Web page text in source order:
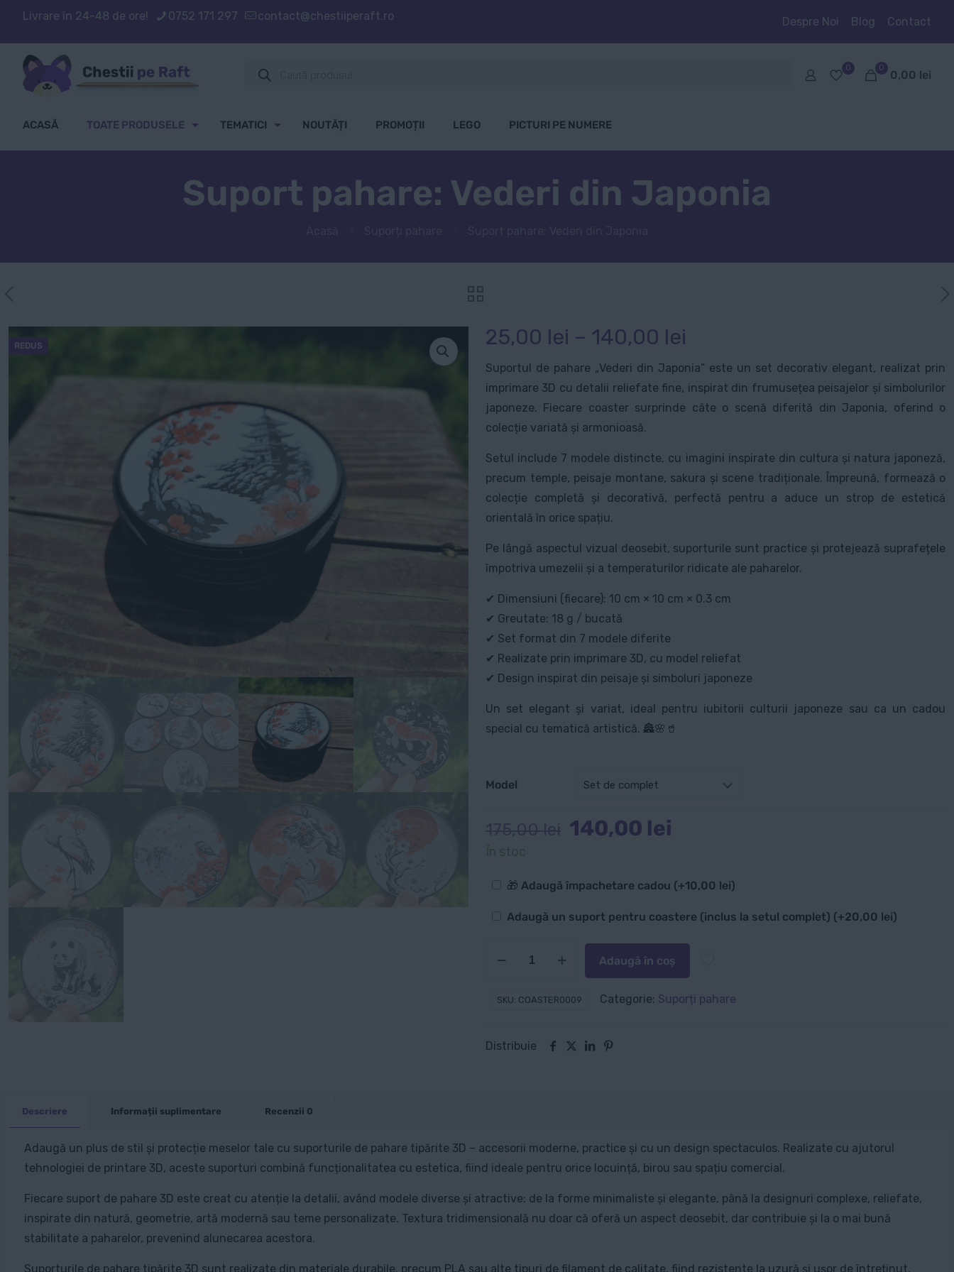
Livrare în 24-48 de ore! 0752 171 297 contact@chestiiperaft.ro Despre Noi Blog Contact
search
0 0
0,00 lei
ACASĂ TOATE PRODUSELE TEMATICI NOUTĂȚI PROMOȚII LEGO PICTURI PE NUMERE
Suport pahare: Vederi din Japonia
REDUS 25,00 lei – 140,00 lei
de
prețuri:
25,00 lei
140,00 lei
Suportul de pahare „Vederi din Japonia” este un set decorativ elegant, realizat prin
imprimare 3D cu detalii reliefate fine, inspirat din frumusețea peisajelor și simbolurilor
japoneze. Fiecare coaster surprinde câte o scenă diferită din Japonia, oferind o
colecție variată și armonioasă.
Setul include 7 modele distincte, cu imagini inspirate din cultura și natura japoneză,
precum temple, peisaje montane, sakura și scene tradiționale. Împreună, formează o
colecție completă și decorativă, perfectă pentru a aduce un strop de estetică
orientală în orice spațiu.
Pe lângă aspectul vizual deosebit, suporturile sunt practice și protejează suprafețele
împotriva umezelii și a temperaturilor ridicate ale paharelor.
✔ Dimensiuni (fiecare): 10 cm × 10 cm × 0.3 cm
✔ Greutate: 18 g / bucată
✔ Set format din 7 modele diferite
✔ Realizate prin imprimare 3D, cu model reliefat
✔ Design inspirat din peisaje și simboluri japoneze
Un set elegant și variat, ideal pentru iubitorii culturii japoneze sau ca un cadou
special cu tematică artistică. 🏯🌸🥤
Model
Prețul
fost:
175,00 lei.
140,00 lei
140,00 lei.
În stoc
Opțiuni
🎁 Adaugă împachetare cadou (+10,00 lei)
Adaugă un suport pentru coastere (inclus la setul complet) (+20,00 lei)
Japonia
Adaugă în coș
SKU: COASTER0009 Categorie: Suporți pahare
Distribuie
Descriere Informații suplimentare Recenzii 0
Adaugă un plus de stil și protecție meselor tale cu suporturile de pahare tipărite 3D – accesorii moderne, practice și cu un design spectaculos. Realizate cu ajutorul
tehnologiei de printare 3D, aceste suporturi combină funcționalitatea cu estetica, fiind ideale pentru orice locuință, birou sau spațiu comercial.
Fiecare suport de pahare 3D este creat cu atenție la detalii, având modele diverse și atractive: de la forme minimaliste și elegante, până la designuri complexe, reliefate,
inspirate din natură, geometrie, artă modernă sau teme personalizate. Textura tridimensională nu doar că oferă un aspect deosebit, dar contribuie și la o mai bună
stabilitate a paharelor, prevenind alunecarea acestora.
Suporturile de pahare tipărite 3D sunt realizate din materiale durabile, precum PLA sau alte tipuri de filament de calitate, fiind rezistente la uzură și ușor de întreținut.